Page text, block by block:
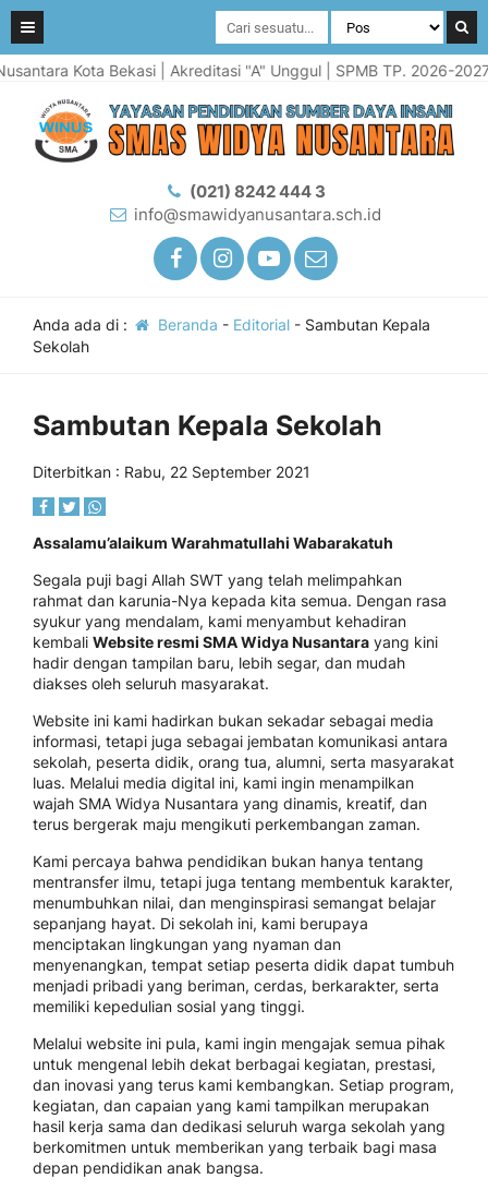
Kota Bekasi | Akreditasi "A" Unggul | SPMB TP. 2026-2027
(021) 8242 444 3
info@smawidyanusantara.sch.id
Anda ada di : Beranda - Editorial- Sambutan Kepala
Sekolah
Sambutan Kepala Sekolah
Diterbitkan : Rabu, 22 September 2021
Assalamu’alaikum Warahmatullahi Wabarakatuh
Segala puji bagi Allah SWT yang telah melimpahkan
rahmat dan karunia-Nya kepada kita semua. Dengan rasa
syukur yang mendalam, kami menyambut kehadiran
kembali Website resmi SMA Widya Nusantara yang kini
hadir dengan tampilan baru, lebih segar, dan mudah
diakses oleh seluruh masyarakat.
Website ini kami hadirkan bukan sekadar sebagai media
informasi, tetapi juga sebagai jembatan komunikasi antara
sekolah, peserta didik, orang tua, alumni, serta masyarakat
luas. Melalui media digital ini, kami ingin menampilkan
wajah SMA Widya Nusantara yang dinamis, kreatif, dan
terus bergerak maju mengikuti perkembangan zaman.
Kami percaya bahwa pendidikan bukan hanya tentang
mentransfer ilmu, tetapi juga tentang membentuk karakter,
menumbuhkan nilai, dan menginspirasi semangat belajar
sepanjang hayat. Di sekolah ini, kami berupaya
menciptakan lingkungan yang nyaman dan
menyenangkan, tempat setiap peserta didik dapat tumbuh
menjadi pribadi yang beriman, cerdas, berkarakter, serta
memiliki kepedulian sosial yang tinggi.
Melalui website ini pula, kami ingin mengajak semua pihak
untuk mengenal lebih dekat berbagai kegiatan, prestasi,
dan inovasi yang terus kami kembangkan. Setiap program,
kegiatan, dan capaian yang kami tampilkan merupakan
hasil kerja sama dan dedikasi seluruh warga sekolah yang
berkomitmen untuk memberikan yang terbaik bagi masa
depan pendidikan anak bangsa.